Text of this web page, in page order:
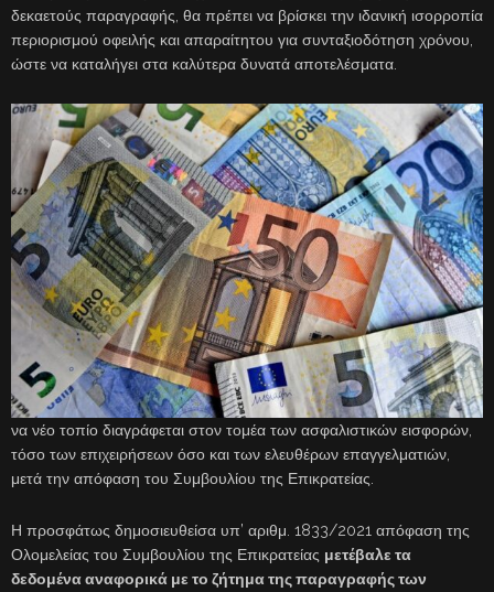
δεκαετούς παραγραφής, θα πρέπει να βρίσκει την ιδανική ισορροπία
περιορισμού οφειλής και απαραίτητου για συνταξιοδότηση χρόνου,
ώστε να καταλήγει στα καλύτερα δυνατά αποτελέσματα.
να νέο τοπίο διαγράφεται στον τομέα των ασφαλιστικών εισφορών,
τόσο των επιχειρήσεων όσο και των ελευθέρων επαγγελματιών,
μετά την απόφαση του Συμβουλίου της Επικρατείας.
Η προσφάτως δημοσιευθείσα υπ’ αριθμ. 1833/2021 απόφαση της
Ολομελείας του Συμβουλίου της Επικρατείας μετέβαλε τα
δεδομένα αναφορικά με το ζήτημα της παραγραφής των